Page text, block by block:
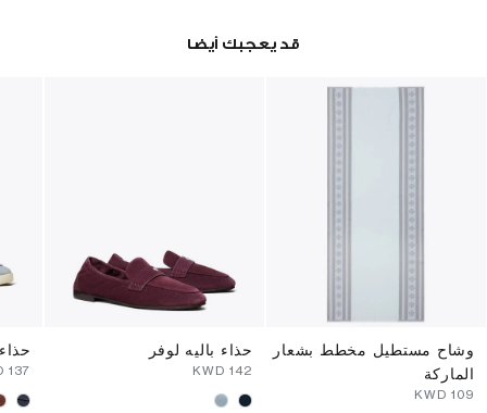
قد يعجبك أيضا
وشاح مستطيل مخطط بشعار
الماركة
حذاء باليه لوفر